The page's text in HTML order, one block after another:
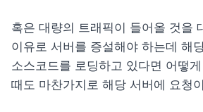
혹은 대량의 트래픽이 들어올 것을
이유로 서버를 증설해야 하는데 해
소스코드를 로딩하고 있다면 어떻
때도 마찬가지로 해당 서버에 요청